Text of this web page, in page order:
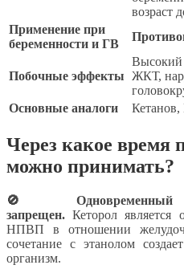
возраст
Применение при
беременности и ГВ
Побочные эффекты
Высокий
ЖКТ,
Основные аналоги
Кетанов,
Через какое время
можно принимать?
🚫 Одновременный
запрещен. Кеторол
НПВП в отношении
сочетание с этанолом
организм.